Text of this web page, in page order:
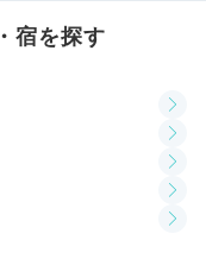
サゴの唐
らしい料
宿を探す